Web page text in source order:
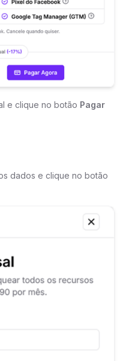
e clique no botão Pagar
dados e clique no botão